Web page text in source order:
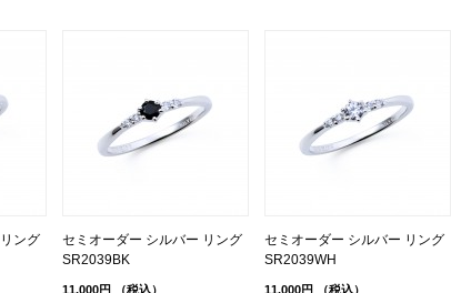
ング
セミオーダー シルバー リング
SR2039BK
11,000円 （税込）
セミオーダー シルバー リング
SR2039WH
11,000円 （税込）